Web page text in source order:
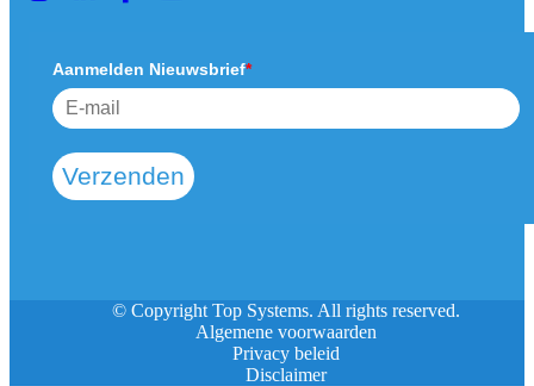
Aanmelden Nieuwsbrief*
Verzenden
© Copyright Top Systems. All rights reserved.
Algemene voorwaarden
Privacy beleid
Disclaimer